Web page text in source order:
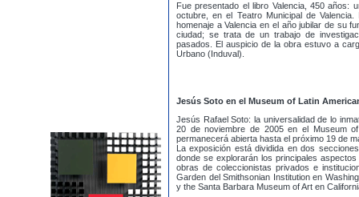
Fue presentado el libro Valencia, 450 años:
octubre, en el Teatro Municipal de
homenaje a Valencia en el año jubilar de su
ciudad; se trata de un trabajo de
pasados. El auspicio de la obra estuvo a
Urbano (Induval).
Jesús Soto en el Museum of Latin
Jesús Rafael Soto: la universalidad de lo
20 de noviembre de 2005 en el Museum
permanecerá abierta hasta el próximo 19 de
La exposición está dividida en dos
donde se explorarán los principales
obras de coleccionistas privados e
Garden del Smithsonian Institution en
y the Santa Barbara Museum of Art en